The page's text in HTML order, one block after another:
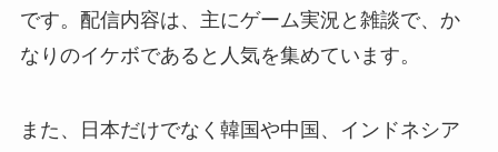
です。配信内容は、主にゲーム実況と雑談で、か
なりのイケボであると人気を集めています。
また、日本だけでなく韓国や中国、インドネシア